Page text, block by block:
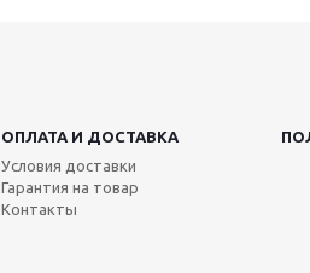
ОПЛАТА И ДОСТАВКА
Условия доставки
Гарантия на товар
Контакты